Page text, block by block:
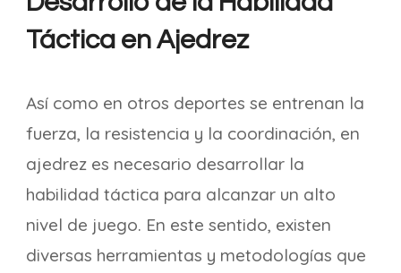
Táctica en Ajedrez
Así como en otros deportes se entrenan la
fuerza, la resistencia y la coordinación, en
ajedrez es necesario desarrollar la
habilidad táctica para alcanzar un alto
nivel de juego. En este sentido, existen
diversas herramientas y metodologías que